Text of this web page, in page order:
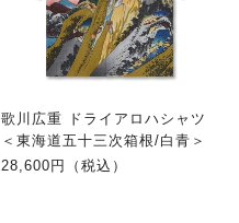
歌川広重 ドライアロハシャツ
＜東海道五十三次箱根/白青＞
28,600円（税込）